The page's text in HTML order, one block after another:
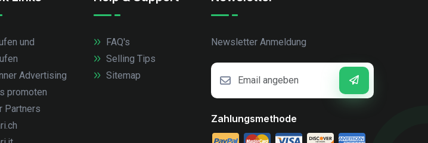
und
Advertising
promoten
Partners
FAQ's
Selling Tips
Sitemap
Newsletter Anmeldung
Zahlungsmethode